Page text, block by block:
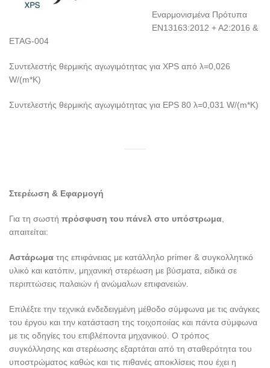
Εναρμονισμένα Πρότυπα
EN13163:2012 + A2:2016 &
ETAG-004
Συντελεστής θερμικής αγωγιμότητας για XPS από λ=0,026
W/(m*K)
Συντελεστής θερμικής αγωγιμότητας για EPS 80 λ=0,031 W/(m*K)
Στερέωση & Εφαρμογή
Για τη σωστή πρόσφυση του πάνελ στο υπόστρωμα
απαιτείται:
Αστάρωμα της επιφάνειας με κατάλληλο primer & συγκολλητικό
υλικό και κατόπιν, μηχανική στερέωση με βύσματα, ειδικά σε
περιπτώσεις παλαιών ή ανώμαλων επιφανειών.
Επιλέξτε την τεχνικά ενδεδειγμένη μέθοδο σύμφωνα με τις ανάγκες
του έργου και την κατάσταση της τοιχοποιίας και πάντα σύμφωνα
με τις οδηγίες του επιβλέποντα μηχανικού. Ο τρόπος
συγκόλλησης και στερέωσης εξαρτάται από τη σταθερότητα του
υποστρώματος καθώς και τις πιθανές αποκλίσεις που έχει η